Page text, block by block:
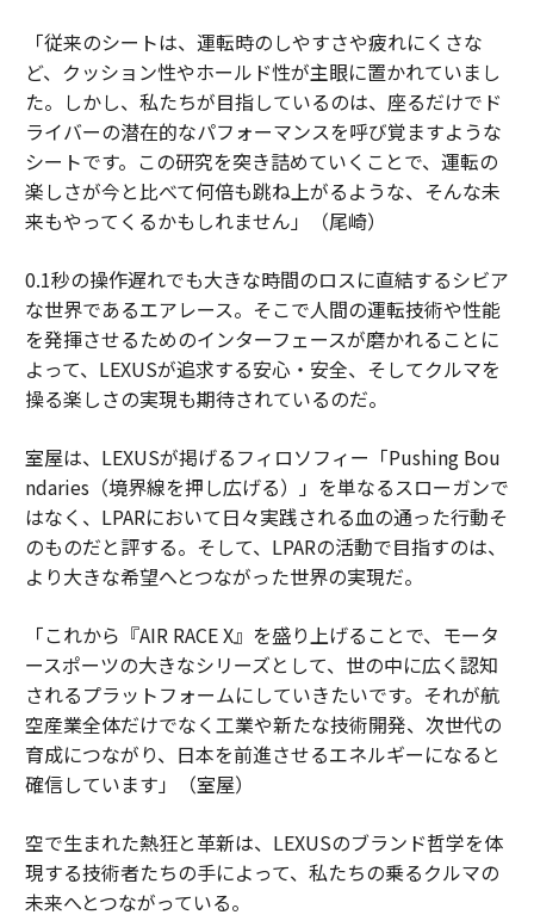
「従来のシートは、運転時のしやすさや疲れにくさな
ど、クッション性やホールド性が主眼に置かれていまし
た。しかし、私たちが目指しているのは、座るだけでド
ライバーの潜在的なパフォーマンスを呼び覚ますような
シートです。この研究を突き詰めていくことで、運転の
楽しさが今と比べて何倍も跳ね上がるような、そんな未
来もやってくるかもしれません」（尾崎）
0.1秒の操作遅れでも大きな時間のロスに直結するシビア
な世界であるエアレース。そこで人間の運転技術や性能
を発揮させるためのインターフェースが磨かれることに
よって、LEXUSが追求する安心・安全、そしてクルマを
操る楽しさの実現も期待されているのだ。
室屋は、LEXUSが掲げるフィロソフィー「Pushing Bou
ndaries（境界線を押し広げる）」を単なるスローガンで
はなく、LPARにおいて日々実践される血の通った行動そ
のものだと評する。そして、LPARの活動で目指すのは、
より大きな希望へとつながった世界の実現だ。
「これから『AIR RACE X』を盛り上げることで、モータ
ースポーツの大きなシリーズとして、世の中に広く認知
されるプラットフォームにしていきたいです。それが航
空産業全体だけでなく工業や新たな技術開発、次世代の
育成につながり、日本を前進させるエネルギーになると
確信しています」（室屋）
空で生まれた熱狂と革新は、LEXUSのブランド哲学を体
現する技術者たちの手によって、私たちの乗るクルマの
未来へとつながっている。